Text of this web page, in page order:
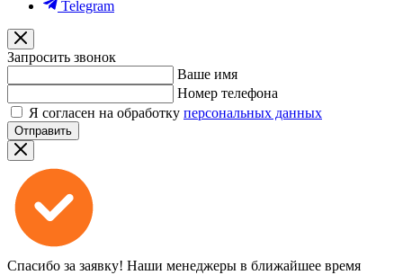
Telegram
Запросить звонок
Ваше имя
Номер телефона
Я согласен на обработку персональных данных
Отправить
Спасибо за заявку! Наши менеджеры в ближайшее время